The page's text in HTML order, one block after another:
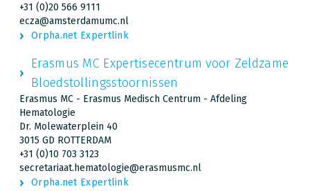
+31 (0)20 566 9111
ecza@amsterdamumc.nl
Orpha.net Expertlink
Erasmus MC Expertisecentrum voor Zeldzame
Bloedstollingsstoornissen
Erasmus MC - Erasmus Medisch Centrum - Afdeling
Hematologie
Dr. Molewaterplein 40
3015 GD ROTTERDAM
+31 (0)10 703 3123
secretariaat.hematologie@erasmusmc.nl
Orpha.net Expertlink